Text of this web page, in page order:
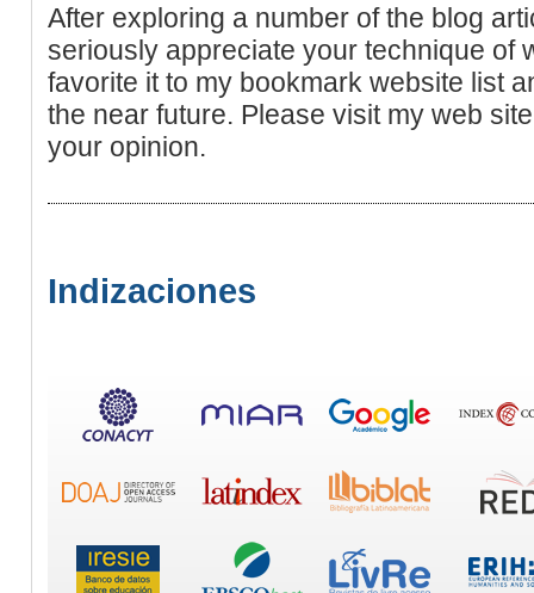
After exploring a number of the blog
seriously appreciate your technique of
favorite it to my bookmark website list
the near future. Please visit my web
your opinion.
Indizaciones